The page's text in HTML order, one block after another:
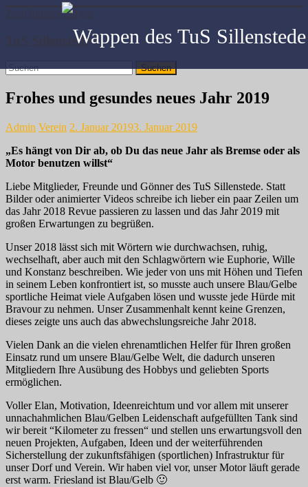
Zum Inhalt springen
TuS Sillenstede
Frohes und gesundes neues Jahr 2019
Admin Verein 2. Januar 20193. Januar 2019
„Es hängt von Dir ab, ob Du das neue Jahr als Bremse oder als
Motor benutzen willst“
Liebe Mitglieder, Freunde und Gönner des TuS Sillenstede. Statt
Bilder oder animierter Videos schreibe ich lieber ein paar Zeilen um
das Jahr 2018 Revue passieren zu lassen und das Jahr 2019 mit
großen Erwartungen zu begrüßen.
Unser 2018 lässt sich mit Wörtern wie durchwachsen, ruhig,
wechselhaft, aber auch mit den Schlagwörtern wie Euphorie, Wille
und Konstanz beschreiben. Wie jeder von uns mit Höhen und Tiefen
in seinem Leben konfrontiert ist, so musste auch unsere Blau/Gelbe
sportliche Heimat viele Aufgaben lösen und wusste jede Hürde mit
Bravour zu nehmen. Unser Zusammenhalt kennt keine Grenzen,
dieses zeigte uns auch das abwechslungsreiche Jahr 2018.
Vielen Dank an die vielen ehrenamtlichen Helfer für Ihren großen
Einsatz rund um unsere Blau/Gelbe Welt, die dadurch unseren
Mitgliedern Ihre Ausübung des Hobbys und geliebten Sports
ermöglichen.
Voller Elan, Motivation, Ideenreichtum und vor allem mit unserer
unnachahmlichen Blau/Gelben Leidenschaft aufgefüllten Tank sind
wir bereit “Kilometer zu fressen“ und stellen uns erwartungsvoll den
neuen Projekten, Aufgaben, Ideen und der weiterführenden
Sicherstellung der zukunftsfähigen (sportlichen) Infrastruktur für
unser Dorf und Verein. Wir haben viel vor, unser Motor läuft gerade
erst warm. Friesland ist Blau/Gelb 🙂